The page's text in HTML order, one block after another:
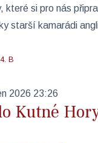
které si pro nás
starší kamarádi
4. B
2026 23:26
Kutné